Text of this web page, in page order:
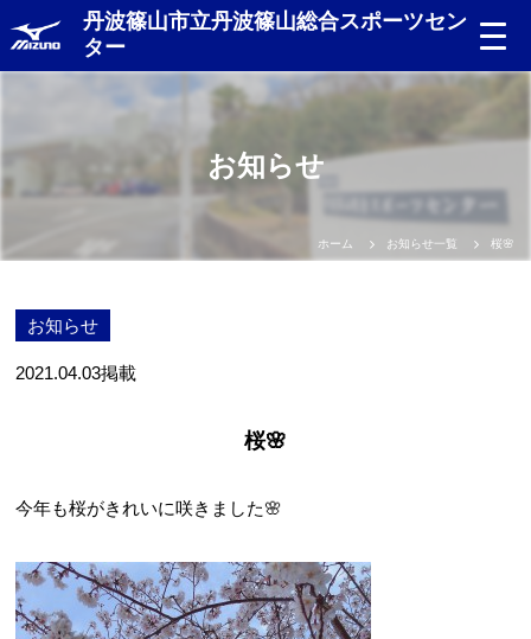
丹波篠山市立丹波篠山総合スポーツセン
ター
お知らせ
ホーム お知らせ一覧 桜🌸
お知らせ
2021.04.03掲載
桜🌸
今年も桜がきれいに咲きました🌸